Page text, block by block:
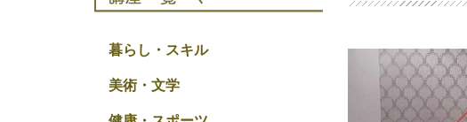
暮らし・スキル
美術・文学